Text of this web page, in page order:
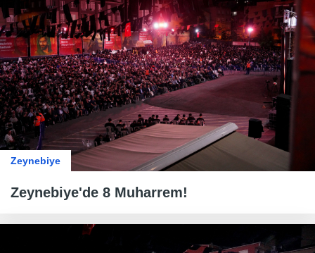
Zeynebiye
Zeynebiye'de 8 Muharrem!